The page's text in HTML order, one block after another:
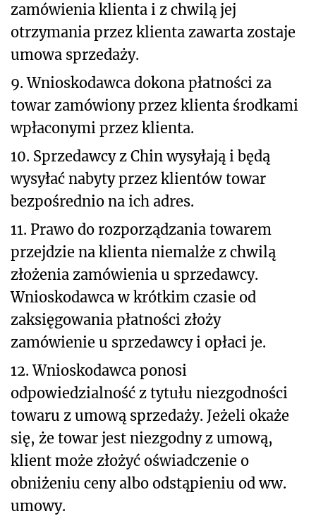
zamówienia klienta i z chwilą jej
otrzymania przez klienta zawarta zostaje
umowa sprzedaży.
9. Wnioskodawca dokona płatności za
towar zamówiony przez klienta środkami
wpłaconymi przez klienta.
10. Sprzedawcy z Chin wysyłają i będą
wysyłać nabyty przez klientów towar
bezpośrednio na ich adres.
11. Prawo do rozporządzania towarem
przejdzie na klienta niemalże z chwilą
złożenia zamówienia u sprzedawcy.
Wnioskodawca w krótkim czasie od
zaksięgowania płatności złoży
zamówienie u sprzedawcy i opłaci je.
12. Wnioskodawca ponosi
odpowiedzialność z tytułu niezgodności
towaru z umową sprzedaży. Jeżeli okaże
się, że towar jest niezgodny z umową,
klient może złożyć oświadczenie o
obniżeniu ceny albo odstąpieniu od ww.
umowy.